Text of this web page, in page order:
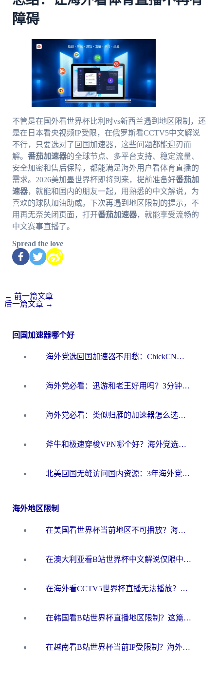
障碍
不管是在国外看世界杯比利时vs新西兰遇到地区限制，还
是在日本看央视频IP受限，在俄罗斯看CCTV5中文解说
不行，只要选对了回国加速器，这些问题都能迎刃而
解。 番茄加速器的全球节点、多平台支持、稳定流量、
安全加密和售后保障，都能满足海外用户看体育直播的
需求。2026美加墨世界杯即将到来，提前准备好番茄加
速器，就能和国内的朋友一起，用熟悉的中文解说，为
喜欢的球队加油助威。下次再遇到地区限制的提示，不
用再无奈关闭页面，打开番茄加速器，就能享受流畅的
中文赛事直播了。
Spread the love
← 前一篇文章
后一篇文章 →
回国加速器哪个好
海外党选回国加速器不用愁：ChickCN和洞见哪个好？一篇搞定所有疑问
海外党必看：迅游和老王好用吗？3分钟选对加速国内网络的加速器
海外党必看：类似归雁的加速器怎么选？一篇搞定无缝访问国内资源
斧牛和极速穿梭VPN哪个好？海外党选回国加速器必看的真实对比与避坑指南
北美回国无缝访问国内资源：3年海外党亲测的加速器选择指南
海外地区限制
在美国看世界杯当前地区不可播放？海外党体育观赛终极指南来了！
在澳大利亚看B站世界杯中文解说仅限中国大陆？这篇指南帮你打破限制看遍赛事
在海外看CCTV5世界杯直播无法播放？这篇指南让你和国内球迷同步呐喊
在韩国看B站世界杯直播地区限制？这篇指南让你告别“当前地区不可播放”
在越南看B站世界杯当前IP受限制？海外党体育观赛终极指南来了